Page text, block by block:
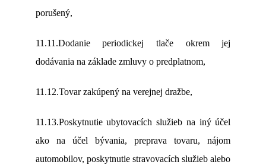
porušený,
11.11.Dodanie periodickej tlače okrem jej
dodávania na základe zmluvy o predplatnom,
11.12.Tovar zakúpený na verejnej dražbe,
11.13.Poskytnutie ubytovacích služieb na iný účel
ako na účel bývania, preprava tovaru, nájom
automobilov, poskytnutie stravovacích služieb alebo